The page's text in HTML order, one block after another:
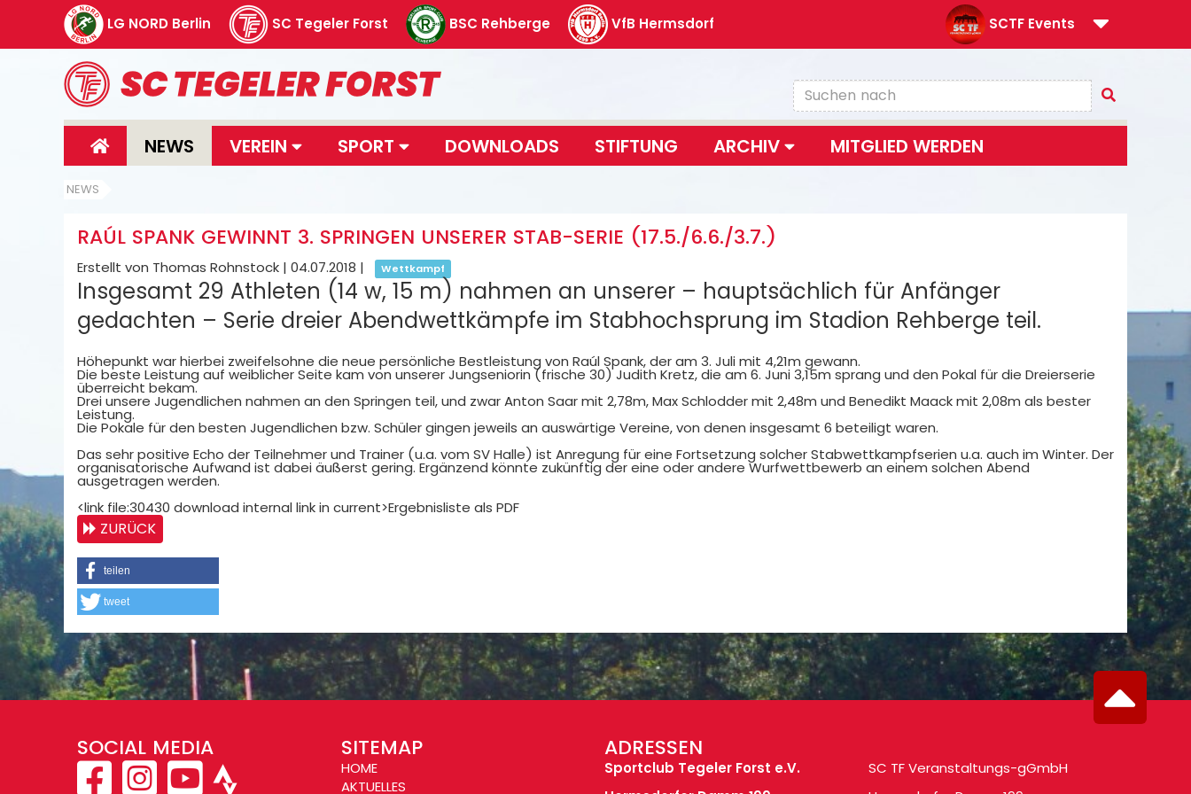
LG NORD Berlin SC Tegeler Forst BSC Rehberge VfB Hermsdorf SCTF Events
NEWS VEREIN SPORT DOWNLOADS STIFTUNG ARCHIV MITGLIED WERDEN
NEWS
RAÚL SPANK GEWINNT 3. SPRINGEN UNSERER STAB-SERIE (17.5./6.6./3.7.)
Erstellt von Thomas Rohnstock | 04.07.2018 | Wettkampf
Insgesamt 29 Athleten (14 w, 15 m) nahmen an unserer – hauptsächlich für Anfänger
gedachten – Serie dreier Abendwettkämpfe im Stabhochsprung im Stadion Rehberge teil.
Höhepunkt war hierbei zweifelsohne die neue persönliche Bestleistung von Raúl Spank, der am 3. Juli mit 4,21m gewann.
Die beste Leistung auf weiblicher Seite kam von unserer Jungseniorin (frische 30) Judith Kretz, die am 6. Juni 3,15m sprang und den Pokal für die Dreierserie
überreicht bekam.
Drei unsere Jugendlichen nahmen an den Springen teil, und zwar Anton Saar mit 2,78m, Max Schlodder mit 2,48m und Benedikt Maack mit 2,08m als bester
Leistung.
Die Pokale für den besten Jugendlichen bzw. Schüler gingen jeweils an auswärtige Vereine, von denen insgesamt 6 beteiligt waren.
Das sehr positive Echo der Teilnehmer und Trainer (u.a. vom SV Halle) ist Anregung für eine Fortsetzung solcher Stabwettkampfserien u.a. auch im Winter. Der
organisatorische Aufwand ist dabei äußerst gering. Ergänzend könnte zukünftig der eine oder andere Wurfwettbewerb an einem solchen Abend
ausgetragen werden.
<link file:30430 download internal link in current>Ergebnisliste als PDF
ZURÜCK
teilen
tweet
SOCIAL MEDIA SITEMAP
HOME
AKTUELLES
ADRESSEN
Sportclub Tegeler Forst e.V.
SC TF Veranstaltungs-gGmbH